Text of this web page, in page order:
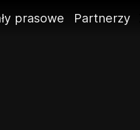
prasowe Partnerzy